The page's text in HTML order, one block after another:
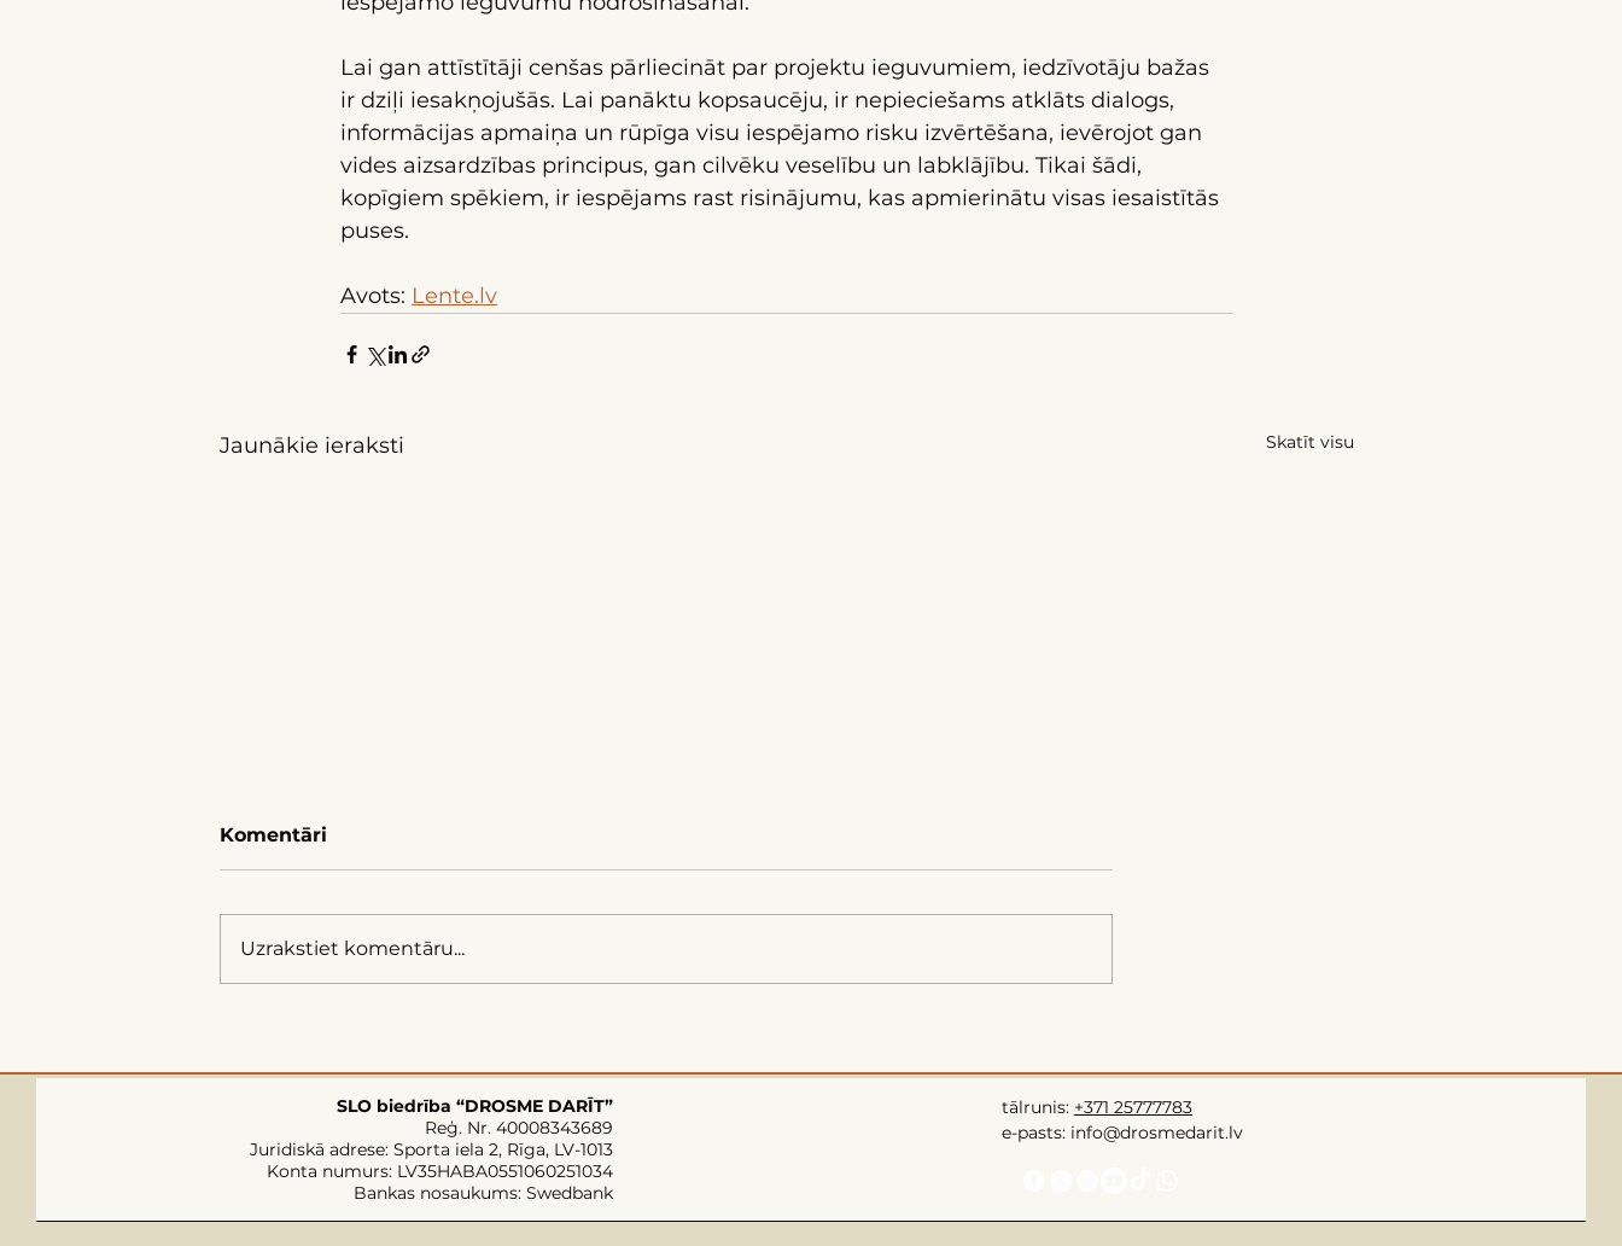
Lai gan attīstītāji cenšas pārliecināt par projektu ieguvumiem, iedzīvotāju bažas
ir dziļi iesakņojušās. Lai panāktu kopsaucēju, ir nepieciešams atklāts dialogs,
informācijas apmaiņa un rūpīga visu iespējamo risku izvērtēšana, ievērojot gan
vides aizsardzības principus, gan cilvēku veselību un labklājību. Tikai šādi,
kopīgiem spēkiem, ir iespējams rast risinājumu, kas apmierinātu visas iesaistītās
puses.
Avots: Lente.lv
Jaunākie ieraksti Skatīt visu
enerģijas sektorā
Bauskas novadu
teritorijas plānojumu
apturēšanu un ministra
Komentāri
Uzrakstiet komentāru...
SLO biedrība “DROSME DARĪT”
Reģ. Nr. 40008343689
Juridiskā adrese: Sporta iela 2, Rīga, LV-1013
Konta numurs: LV35HABA0551060251034
Bankas nosaukums: Swedbank
tālrunis: +371 25777783
e-pasts: info@drosmedarit.lv